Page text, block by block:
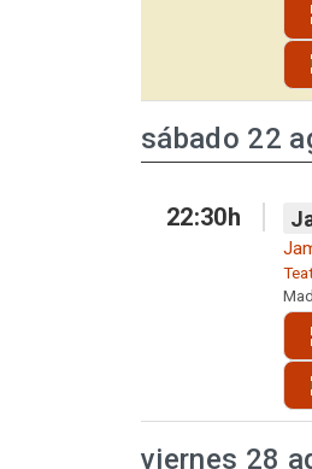
sábado 22
22:30h
viernes 28